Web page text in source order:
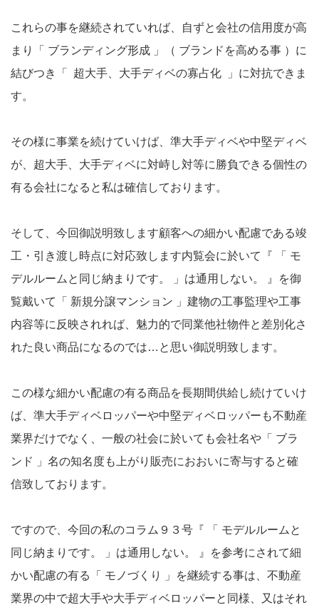
これらの事を継続されていれば、自ずと会社の信用度が高
まり「 ブランディング形成 」（ ブランドを高める事 ）に
結びつき「 超大手、大手ディベの寡占化 」に対抗できま
す。
その様に事業を続けていけば、準大手ディベや中堅ディベ
が、超大手、大手ディベに対峙し対等に勝負できる個性の
有る会社になると私は確信しております。
そして、今回御説明致します顧客への細かい配慮である竣
工・引き渡し時点に対応致します内覧会に於いて『 「 モ
デルルームと同じ納まりです。 」は通用しない。 』を御
覧戴いて「 新規分譲マンション 」建物の工事監理や工事
内容等に反映されれば、魅力的で同業他社物件と差別化さ
れた良い商品になるのでは…と思い御説明致します。
この様な細かい配慮の有る商品を長期間供給し続けていけ
ば、準大手ディベロッパーや中堅ディベロッパーも不動産
業界だけでなく、一般の社会に於いても会社名や「 ブラ
ンド 」名の知名度も上がり販売におおいに寄与すると確
信致しております。
ですので、今回の私のコラム９３号『 「 モデルルームと
同じ納まりです。 」は通用しない。 』を参考にされて細
かい配慮の有る「 モノづくり 」を継続する事は、不動産
業界の中で超大手や大手ディベロッパーと同様、又はそれ